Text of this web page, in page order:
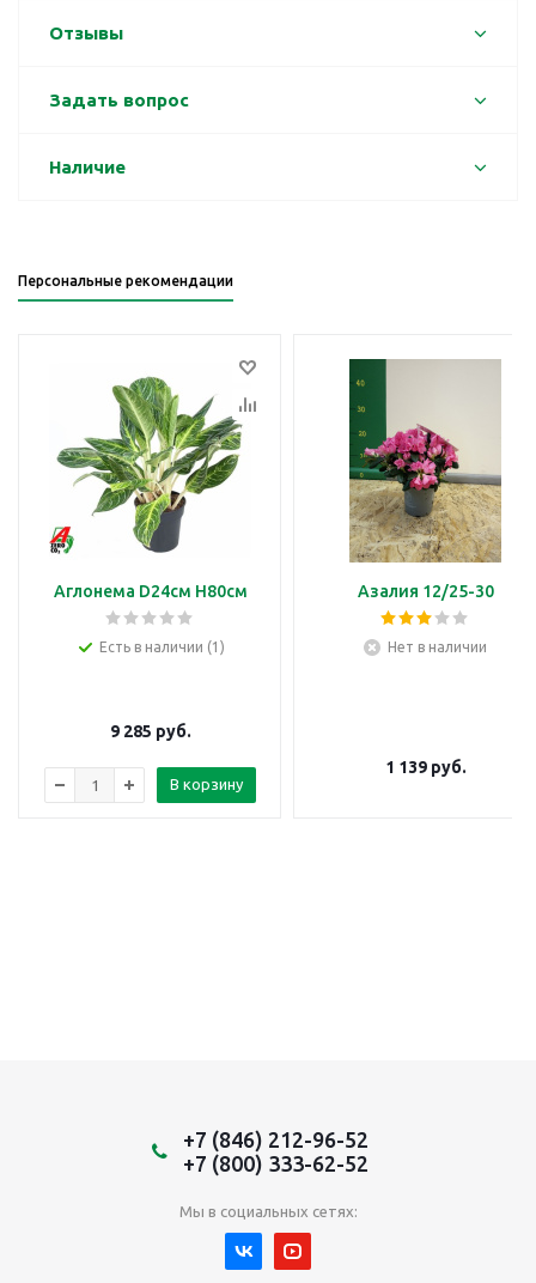
Отзывы
Задать вопрос
Наличие
Персональные рекомендации
Аглонема D24см H80см
Есть в наличии (1)
9 285 руб.
В корзину
Азалия 12/25-30
Нет в наличии
1 139руб.
+7 (846) 212-96-52
+7 (800) 333-62-52
Мы в социальных сетях: